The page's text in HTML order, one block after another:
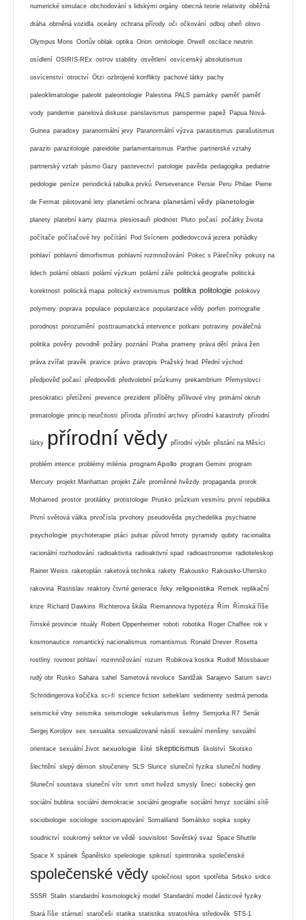
numerické simulace obchodování s lidskými orgány obecná teorie relativity oběžná
dráha obrněná vozidla oceány ochrana přírody oči očkování odboj oheň olovo
Olympus Mons Oortův oblak optika Orion ornitologie Orwell oscilace neutrin
osídlení OSIRIS-REx ostrov stability osvětlení osvícenský absolutismus
osvícenství otroctví Ötzi ozbrojené konflikty pachové látky pachy
paleoklimatologie paleolit paleontologie Palestina PALS památky paměť paměť
vody pandemie panelová diskuse panslavismus panspermie papež Papua Nová-
Guinea paradoxy paranormální jevy Paranormální výzva parasitismus parašutismus
paraziti parazitologie pareidolie parlamentarismus Parthie partnerské vztahy
partnerský vztah pásmo Gazy pastevectví patologie pavěda pedagogika pediatrie
pedologie peníze periodická tabulka prvků Perseverance Persie Peru Philae Pierre
de Fermat pilotované lety planetární ochrana planetární vědy planetologie
planety platební karty plazma plesiosauři plodnost Pluto počasí počátky života
počítače počítačové hry počítání Pod Svícnem podledovcová jezera pohádky
pohlaví pohlavní dimorfismus pohlavní rozmnožování Pokec s Pátečníky pokusy na
lidech polární oblasti polární výzkum polární záře politická geografie politická
korektnost politická mapa politický extremismus politika politologie polokovy
polymery poprava populace popularizace popularizace vědy porfen pornografie
porodnost porozumění posttraumatická intervence potkani potraviny poválečná
politika pověry povodně požáry poznání Praha prameny práva dětí práva žen
práva zvířat pravěk pravice právo pravopis Pražský hrad Přední východ
předpověď počasí předpovědi předvolební průzkumy prekambrium Přemyslovci
presokratici přetížení prevence prezident příběhy přílivové vlny primární okruh
primatologie princip neurčitosti příroda přírodní archivy přírodní katastrofy přírodní
látky přírodní vědy přírodní výběr přistání na Měsíci
problém intence problémy milénia program Apollo program Gemini program
Mercury projekt Manhattan projekt Záře proměnné hvězdy propaganda prorok
Mohamed prostor protilátky protistologie Prusko průzkum vesmíru první republika
První světová válka prvočísla prvohory pseudověda psychedelika psychiatrie
psychologie psychoterapie ptáci pulsar původ hmoty pyramidy qubity racionalita
racionální rozhodování radioaktivita radioaktivní spad radioastronomie radioteleskop
Rainer Weiss raketoplán raketová technika rakety Rakousko Rakousko-Uhersko
rakovina Rastislav reaktory čtvrté generace řeky religionistika Remek replikační
krize Richard Dawkins Richterova škála Riemannova hypotéza Řím Římská říše
římské provincie rituály Robert Oppenheimer roboti robotika Roger Chaffee rok v
kosmonautice romantický nacionalismus romantismus Ronald Drever Rosetta
rostliny rovnost pohlaví rozmnožování rozum Rubikova kostka Rudolf Mössbauer
rudý obr Rusko Sahara sahel Sametová revoluce Sandžak Sarajevo Saturn savci
Schrödingerova kočička sci-fi science fiction sebeklam sedimenty sedmá perioda
seismické vlny seismika seismologie sekularismus šelmy Semjorka R7 Senát
Sergej Koroljov sex sexualita sexualizované násilí sexuální menšiny sexuální
orientace sexuální život sexuologie šíité skepticismus školství Skotsko
šlechtění slepý démon sloučeniny SLS Slunce sluneční fyzika sluneční hodiny
Sluneční soustava sluneční vítr smrt smrt hvězd smysly šneci sobecký gen
sociální bublina sociální demokracie sociální geografie sociální hmyz sociální sítě
sociobiologie sociologie sociomapování Somaliland Somálsko sopka sopky
soudnictví soukromý sektor ve vědě souvislost Sovětský svaz Space Shuttle
Space X spánek Španělsko speleologie spiknutí spintronika společenské
společenské vědy společnost sport spotřeba Srbsko srdce
SSSR Stalin standardní kosmologický model Standardní model částicové fyziky
Stará říše stárnutí staročeši statika statistika stratosféra středověk STS-1